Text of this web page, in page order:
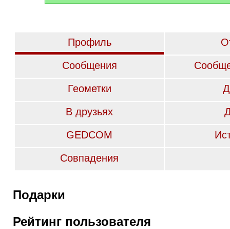
Профиль
Сообщения
Геометки
В друзьях
GEDCOM
Совпадения
Подарки
Рейтинг пользователя